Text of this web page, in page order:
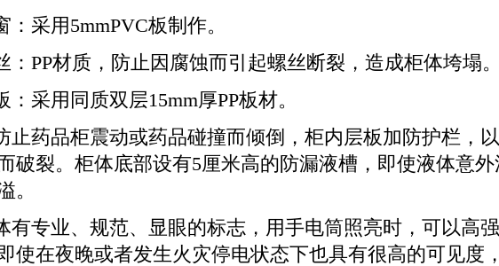
：采用5mmPVC板制作。
：PP材质，防止因腐蚀而引起螺丝断裂，造成柜体垮塌。
：采用同质双层15mm厚PP板材。
止药品柜震动或药品碰撞而倾倒，柜内层板加防护栏，
破裂。柜体底部设有5厘米高的防漏液槽，即使液体意
。
有专业、规范、显眼的标志，用手电筒照亮时，可以高
使在夜晚或者发生火灾停电状态下也具有很高的可见度